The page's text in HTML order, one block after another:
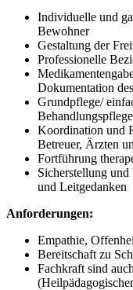
Individuelle und
Bewohner
Gestaltung der
Professionelle
Dokumentation
Grundpflege/
Behandlungspflege
Koordination und
Betreuer, Ärzten
Fortführung
Sicherstellung
und Leitgedanken
Anforderungen:
Empathie,
Bereitschaft zu
Fachkraft sind